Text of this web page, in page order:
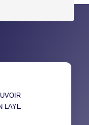
LAYE